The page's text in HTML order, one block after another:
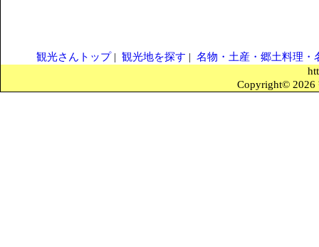
観光さんトップ| 観光地を探す | 名物・土産・郷土料理・
Copyright© 2026